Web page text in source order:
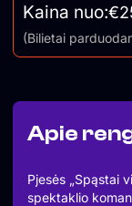
Apie
Pjesės „Spąstai
spektaklio
Kaina nuo:
(Bilietai